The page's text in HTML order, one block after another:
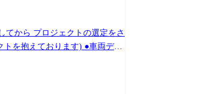
てから プロジェクトの選定をさ